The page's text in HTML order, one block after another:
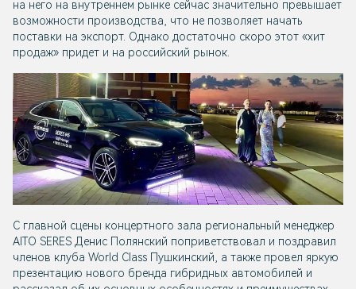
на него на внутреннем рынке сейчас значительно превышает
возможности производства, что не позволяет начать
поставки на экспорт. Однако достаточно скоро этот «хит
продаж» придет и на российский рынок.
С главной сцены концертного зала региональный менеджер
AITO SERES Денис Полянский поприветствовал и поздравил
членов клуба World Class Пушкинский, а также провел яркую
презентацию нового бренда гибридных автомобилей и